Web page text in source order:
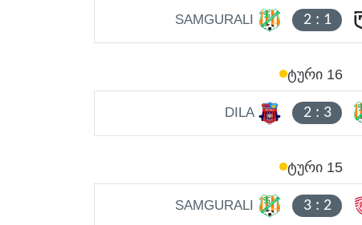
SAMGURALI 2: 1
ᲢᲣᲠᲘ 16
DILA 2: 3
ᲢᲣᲠᲘ 15
SAMGURALI 3: 2